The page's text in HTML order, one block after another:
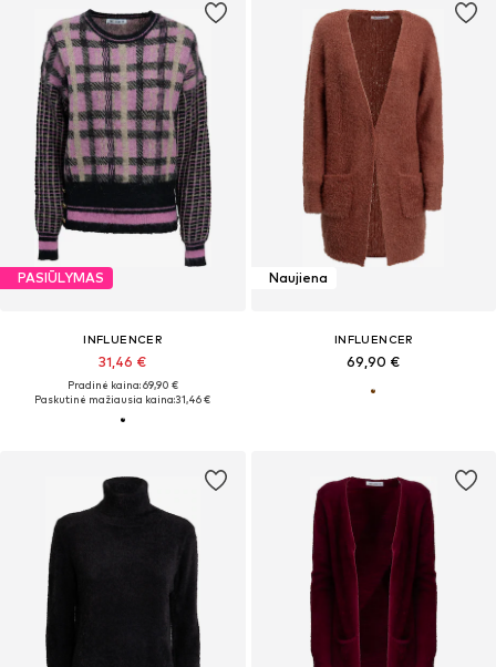
PASIŪLYMAS
INFLUENCER
31,46 €
Pradinė kaina: 69,90 €
Paskutinė mažiausia kaina:31,46 €
Naujiena
INFLUENCER
69,90 €